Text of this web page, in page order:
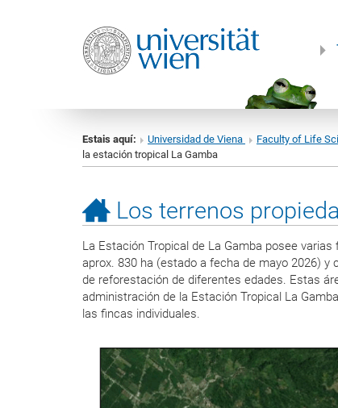
Estais aquí: Universidad de Viena Faculty of Life
la estación tropical La Gamba
Los terrenos
La Estación Tropical de La Gamba posee
aprox. 830 ha (estado a fecha de mayo 2026)
de reforestación de diferentes edades. Estas
administración de la Estación Tropical La
las fincas individuales.